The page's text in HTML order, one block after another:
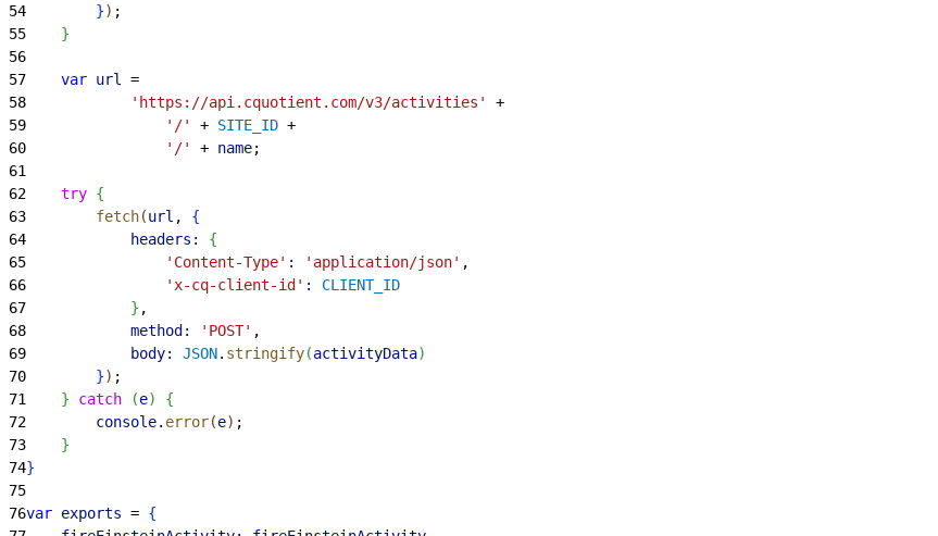
54
}) ;
55
}
56
57
    var
url
=
58
            'https://api.cquotient.com/v3/activities'
+
59
                '/'
+ SITE_ID +
60
                '/'
+ name;
61
62
    try
{
63
        fetch
(url , {
64
            headers:
{
65
                'Content-Type'
: 'application/json' ,
66
                'x-cq-client-id'
:
CLIENT_ID
67
} ,
68
            method:
'POST' ,
69
            body:
JSON. stringify(activityData)
70
}) ;
71
} catch (e)
{
72
        console
. error(e) ;
73
}
74}
75
76var exports = {